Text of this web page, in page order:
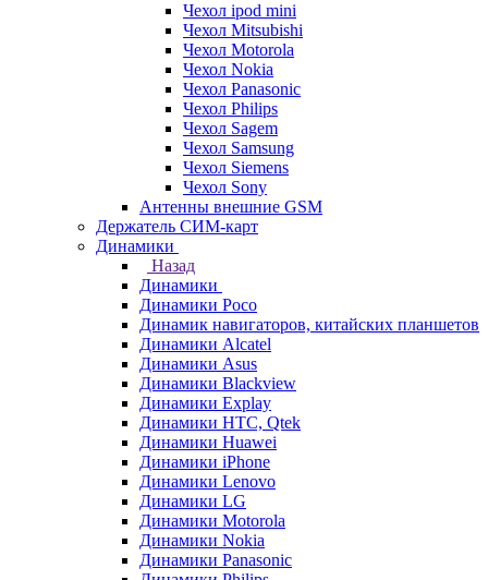
Чехол ipod mini
Чехол Mitsubishi
Чехол Motorola
Чехол Nokia
Чехол Panasonic
Чехол Philips
Чехол Sagem
Чехол Samsung
Чехол Siemens
Чехол Sony
Антенны внешние GSM
Держатель СИМ-карт
Динамики
Назад
Динамики
Динамики Poco
Динамик навигаторов, китайских планшетов
Динамики Alcatel
Динамики Asus
Динамики Blackview
Динамики Explay
Динамики HTC, Qtek
Динамики Huawei
Динамики iPhone
Динамики Lenovo
Динамики LG
Динамики Motorola
Динамики Nokia
Динамики Panasonic